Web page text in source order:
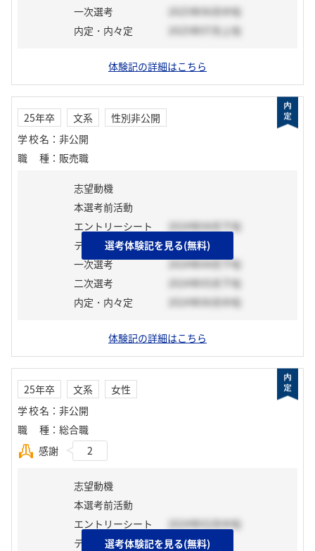
一次選考
2025年06月中旬
内定・内々定
2025年07月上旬
体験記の詳細はこちら
25年卒 文系
性別非公開
学校名 ： 非公開
職種 ： 販売職
志望動機
本選考前活動
エントリーシート
2024年04月下旬
テスト
一次選考
2024年04月下旬
二次選考
2024年05月下旬
内定・内々定
2024年06月中旬
体験記の詳細はこちら
選考体験記を見る(無料)
25年卒 文系
女性
学校名 ： 非公開
職種 ： 総合職
感謝
2
志望動機
本選考前活動
エントリーシート
2024年02月中旬
テスト 選考体験記を見る(無料)